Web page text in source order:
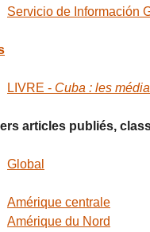
Servicio de Información
LIVRE - Cuba : les
articles publiés,
Global
Amérique centrale
Amérique du Nord